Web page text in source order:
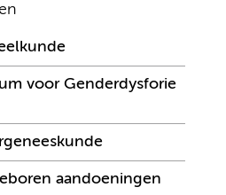
voor Genderdysforie
aandoeningen